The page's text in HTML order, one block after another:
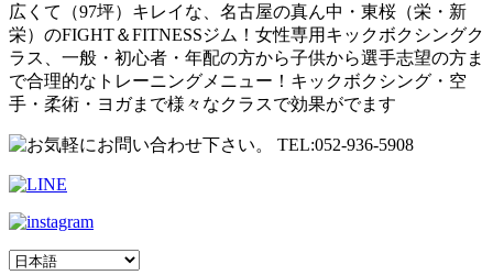
広くて（97坪）キレイな、名古屋の真ん中・東桜（栄・新
栄）のFIGHT＆FITNESSジム！女性専用キックボクシングク
ラス、一般・初心者・年配の方から子供から選手志望の方ま
で合理的なトレーニングメニュー！キックボクシング・空
手・柔術・ヨガまで様々なクラスで効果がでます